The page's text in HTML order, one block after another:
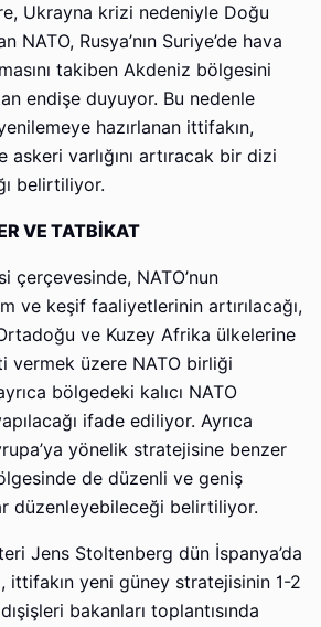
Ukrayna krizi nedeniyle Doğu
NATO, Rusya’nın Suriye’de hava
takiben Akdeniz bölgesini
endişe duyuyor. Bu nedenle
hazırlanan ittifakın,
varlığını artıracak bir dizi
belirtiliyor.
VE TATBİKAT
çerçevesinde, NATO’nun
ve keşif faaliyetlerinin artırılacağı,
ve Kuzey Afrika ülkelerine
vermek üzere NATO birliği
bölgedeki kalıcı NATO
ifade ediliyor. Ayrıca
yönelik stratejisine benzer
de düzenli ve geniş
düzenleyebileceği belirtiliyor.
Jens Stoltenberg dün İspanya’da
ittifakın yeni güney stratejisinin 1-2
bakanları toplantısında